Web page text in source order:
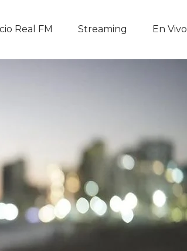
Real FM Streaming En Vivo
La APP